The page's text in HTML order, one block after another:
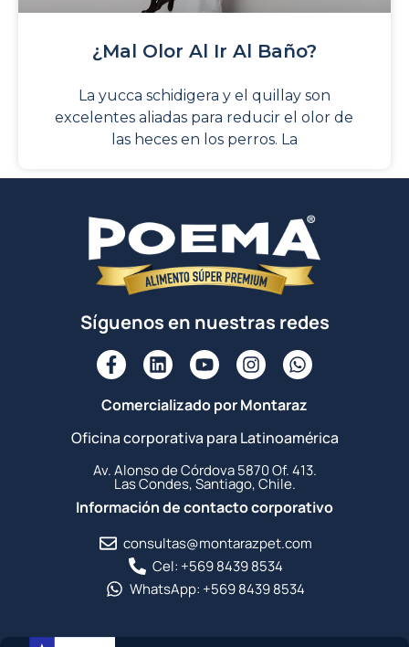
¿Mal Olor Al Ir Al Baño?
La yucca schidigera y el quillay son
excelentes aliadas para reducir el olor de
las heces en los perros. La
Comercializado por Montaraz
Oficina corporativa para Latinoamérica
Av. Alonso de Córdova 5870 Of. 413.
Las Condes, Santiago, Chile.
Síguenos en nuestras redes
Información de contacto corporativo
consultas@montarazpet.com
Cel: +569 8439 8534
WhatsApp: +569 8439 8534